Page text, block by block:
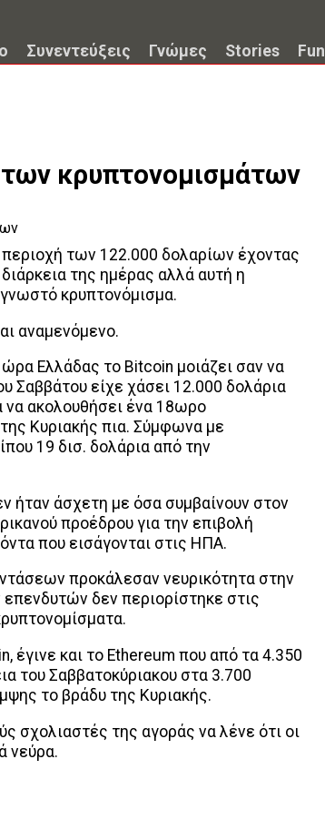
Συνεντεύξεις Γνώμες Stories Fun
κρυπτονομισμάτων
των 122.000 δολαρίων έχοντας
της ημέρας αλλά αυτή η
κρυπτονόμισμα.
αναμενόμενο.
Ελλάδας το Bitcoin μοιάζει σαν να
Σαββάτου είχε χάσει 12.000 δολάρια
να ακολουθήσει ένα 18ωρο
Κυριακής πια. Σύμφωνα με
19 δισ. δολάρια από την
ήταν άσχετη με όσα συμβαίνουν στον
προέδρου για την επιβολή
που εισάγονται στις ΗΠΑ.
προκάλεσαν νευρικότητα στην
δεν περιορίστηκε στις
έγινε και το Ethereum που από τα 4.350
του Σαββατοκύριακου στα 3.700
το βράδυ της Κυριακής.
σχολιαστές της αγοράς να λένε ότι οι
νεύρα.